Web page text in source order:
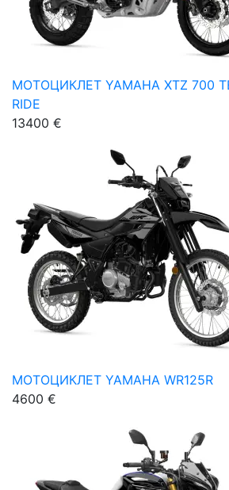
МОТОЦИКЛЕТ YAMAHA XTZ 700
RIDE
13400 €
МОТОЦИКЛЕТ YAMAHA WR125R
4600 €